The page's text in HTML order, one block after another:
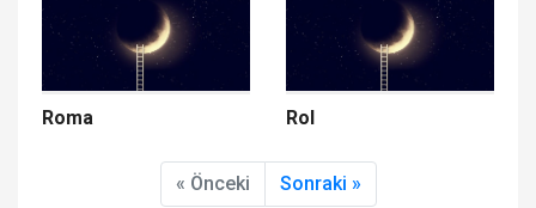
Roma Rol
« Önceki Sonraki »